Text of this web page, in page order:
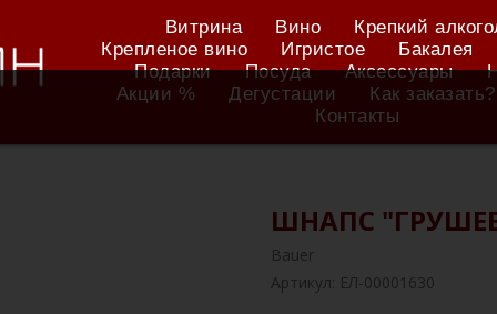
Витрина Вино
Крепкий
Крепленое вино
Игристое
Бакалея
Подарки
Посуда Аксессуары
Акции %
Дегустации
Как заказать?
Контакты
ШНАПС
Bauer
Артикул: ЕЛ-00001630